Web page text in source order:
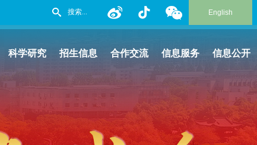
English
科学研究 招生信息 合作交流 信息服务 信息公开